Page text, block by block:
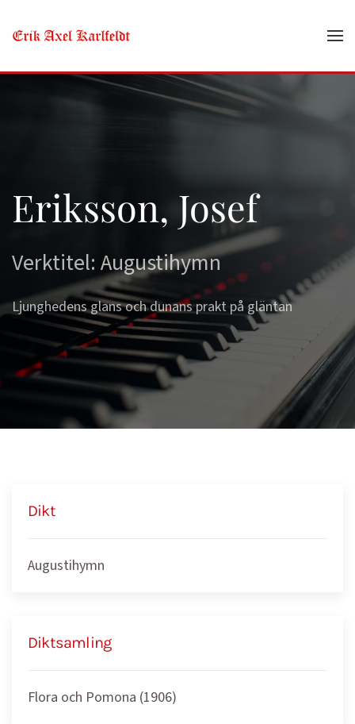
Skip to main content
Eriksson, Josef
Verktitel: Augustihymn
Ljunghedens glans och dunans prakt på gläntan
Dikt
Augustihymn
Diktsamling
Flora och Pomona (1906)